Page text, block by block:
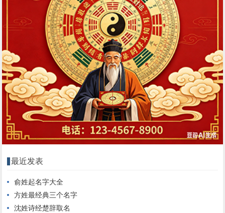
最近发表
俞姓起名字大全
方姓最经典三个名字
沈姓诗经楚辞取名